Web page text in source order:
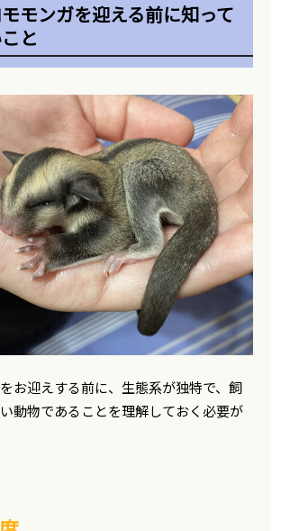
モンガを迎える前に知って
と
お迎えする前に、生態系が独特で、飼
動物であることを理解しておく必要が